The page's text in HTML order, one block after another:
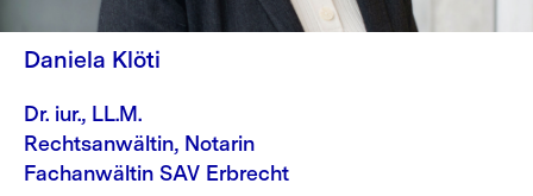
Daniela Klöti
Dr. iur., LL.M.
Rechtsanwältin, Notarin
Fachanwältin SAV Erbrecht